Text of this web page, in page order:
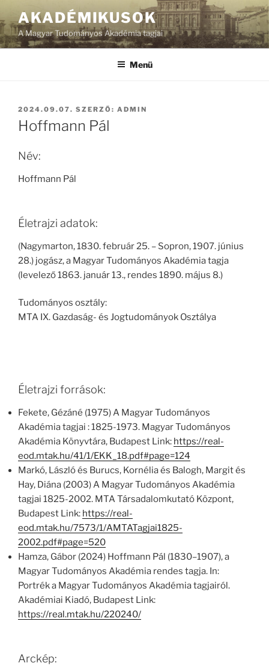
AKADÉMIKUSOK
A Magyar Tudományos Akadémia tagjai
Menü
BEKÜLDVE:
2024.09.07. SZERZŐ: ADMIN
Hoffmann Pál
Név:
Hoffmann Pál
Életrajzi adatok:
(Nagymarton, 1830. február 25. – Sopron, 1907. június
28.) jogász, a Magyar Tudományos Akadémia tagja
(levelező 1863. január 13., rendes 1890. május 8.)
Tudományos osztály:
MTA IX. Gazdaság- és Jogtudományok Osztálya
Életrajzi források:
Fekete, Gézáné (1975) A Magyar Tudományos
Akadémia tagjai : 1825-1973. Magyar Tudományos
Akadémia Könyvtára, Budapest Link: https://real-
eod.mtak.hu/41/1/EKK_18.pdf#page=124
Markó, László és Burucs, Kornélia és Balogh, Margit és
Hay, Diána (2003) A Magyar Tudományos Akadémia
tagjai 1825-2002. MTA Társadalomkutató Központ,
Budapest Link: https://real-
eod.mtak.hu/7573/1/AMTATagjai1825-
2002.pdf#page=520
Hamza, Gábor (2024) Hoffmann Pál (1830–1907), a
Magyar Tudományos Akadémia rendes tagja. In:
Portrék a Magyar Tudományos Akadémia tagjairól.
Akadémiai Kiadó, Budapest Link:
https://real.mtak.hu/220240/
Arckép: